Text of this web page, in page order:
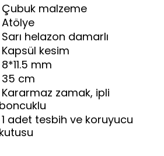
Çubuk malzeme
Atölye
Sarı helazon damarlı
Kapsül kesim
8*11.5 mm
35 cm
Kararmaz zamak, ipli
boncuklu
1 adet tesbih ve koruyucu
kutusu